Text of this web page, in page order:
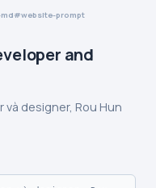
website-prompt
and
designer, Rou Hun